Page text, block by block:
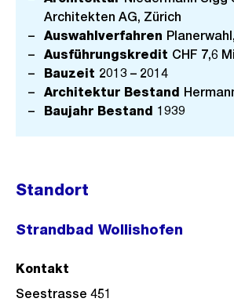
Architekten AG, Zürich
Auswahlverfahren
Ausführungskredit CHF 7,6
Bauzeit 2013 – 2014
Architektur Bestand
Baujahr Bestand 1939
Standort
Strandbad Wollishofen
Kontakt
Seestrasse 451